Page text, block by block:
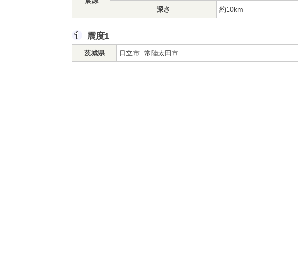
深さ
約10km
震度1
茨城県 日立市 常陸太田市